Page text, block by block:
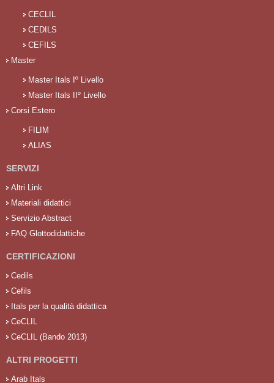
CECLIL
CEDILS
CEFILS
Master
Master Itals Iº Livello
Master Itals IIº Livello
Corsi Estero
FILIM
ALIAS
SERVIZI
Altri Link
Materiali didattici
Servizio Abstract
FAQ Glottodidattiche
CERTIFICAZIONI
Cedils
Cefils
Itals per la qualità didattica
CeCLIL
CeCLIL (Bando 2013)
ALTRI PROGETTI
Arab Itals